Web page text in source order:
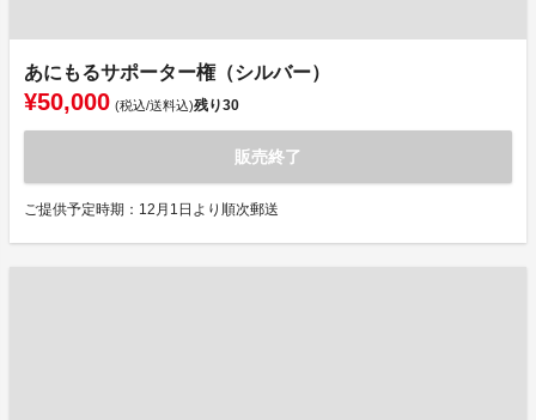
あにもるサポーター権（シルバー）
¥50,000 (税込/送料込)残り30
販売終了
ご提供予定時期：12月1日より順次郵送